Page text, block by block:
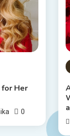
Her
0